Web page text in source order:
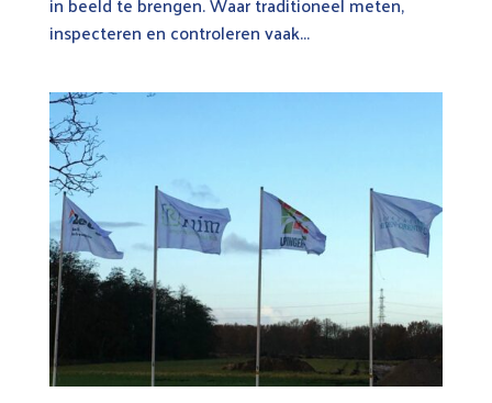
inspecteren en controleren vaak...